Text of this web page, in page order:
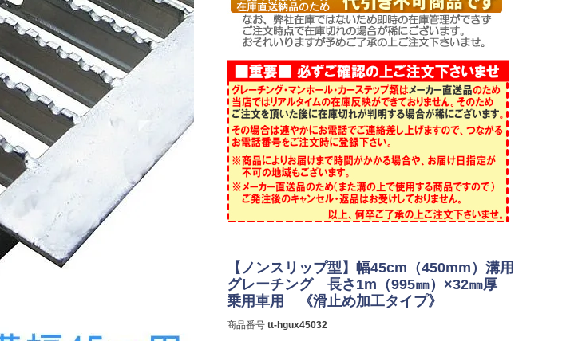
【ノンスリップ型】幅45cm（450mm）溝用
グレーチング 長さ1m（995㎜）×32㎜厚
乗用車用 《滑止め加工タイプ》
商品番号 tt-hgux45032